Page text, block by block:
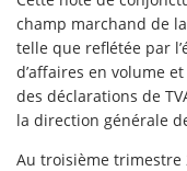
champ marchand de
telle que reflétée par
d’affaires en volume
des déclarations de
la direction générale
Au troisième trimestre